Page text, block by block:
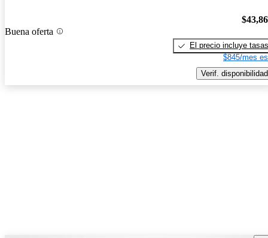
Buena oferta
El precio incluye tasas
$845/mes
Verif. disponibilidad